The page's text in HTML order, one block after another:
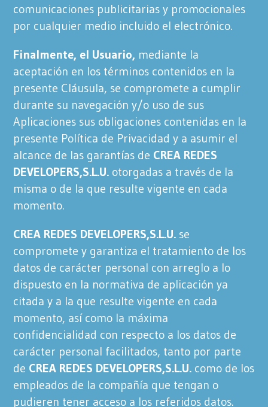
comunicaciones publicitarias y promocionales
por cualquier medio incluido el electrónico.
Finalmente, el Usuario, mediante la
aceptación en los términos contenidos en la
presente Cláusula, se compromete a cumplir
durante su navegación y/o uso de sus
Aplicaciones sus obligaciones contenidas en la
presente Política de Privacidad y a asumir el
alcance de las garantías de CREA REDES
DEVELOPERS,S.L.U. otorgadas a través de la
misma o de la que resulte vigente en cada
momento.
CREA REDES DEVELOPERS,S.L.U. se
compromete y garantiza el tratamiento de los
datos de carácter personal con arreglo a lo
dispuesto en la normativa de aplicación ya
citada y a la que resulte vigente en cada
momento, así como la máxima
confidencialidad con respecto a los datos de
carácter personal facilitados, tanto por parte
de CREA REDES DEVELOPERS,S.L.U. como de los
empleados de la compañía que tengan o
pudieren tener acceso a los referidos datos.